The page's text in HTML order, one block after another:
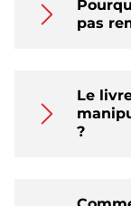
pas
Le
?